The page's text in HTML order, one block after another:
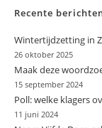
Recente
Wintertijdzetting in
26 oktober 2025
Maak deze
15 september 2024
Poll: welke klagers
11 juni 2024